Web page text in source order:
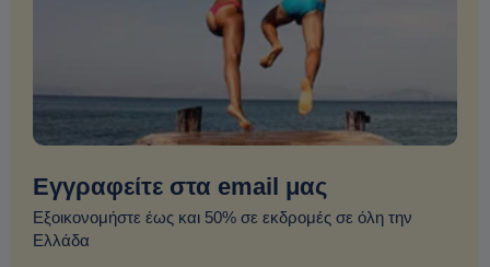
Εγγραφείτε στα email μας
Εξοικονομήστε έως και 50% σε εκδρομές σε όλη την
Ελλάδα